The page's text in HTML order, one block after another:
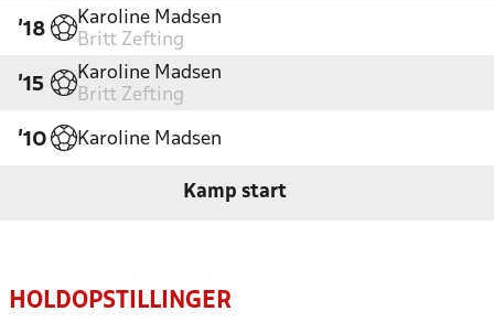
'18
Karoline Madsen
Britt Zefting
'15
Karoline Madsen
Britt Zefting
'10 Karoline Madsen
Kamp start
HOLDOPSTILLINGER